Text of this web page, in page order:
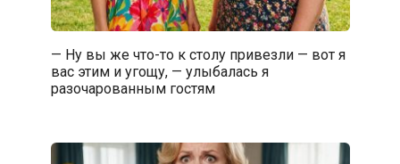
— Ну вы же что-то к столу привезли — вот я
вас этим и угощу, — улыбалась я
разочарованным гостям